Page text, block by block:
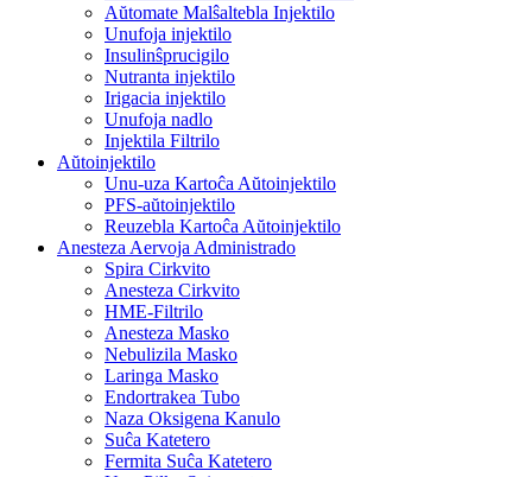
Aŭtomate Malŝaltebla Injektilo
Unufoja injektilo
Insulinŝprucigilo
Nutranta injektilo
Irigacia injektilo
Unufoja nadlo
Injektila Filtrilo
Aŭtoinjektilo
Unu-uza Kartoĉa Aŭtoinjektilo
PFS-aŭtoinjektilo
Reuzebla Kartoĉa Aŭtoinjektilo
Anesteza Aervoja Administrado
Spira Cirkvito
Anesteza Cirkvito
HME-Filtrilo
Anesteza Masko
Nebulizila Masko
Laringa Masko
Endortrakea Tubo
Naza Oksigena Kanulo
Suĉa Katetero
Fermita Suĉa Katetero